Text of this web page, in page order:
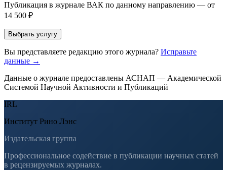
Публикация в журнале ВАК по данному направлению — от
14 500 ₽
Выбрать услугу
Вы представляете редакцию этого журнала? Исправьте
данные →
Данные о журнале предоставлены АСНАП — Академической
Системой Научной Активности и Публикаций
IRL
Институт Рино Лэнс
Издательская группа
Профессиональное содействие в публикации научных статей
в рецензируемых журналах.